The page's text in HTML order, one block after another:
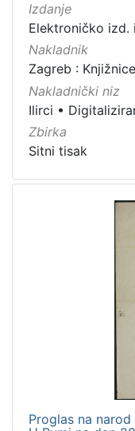
Izdanje
Elektroničko izd.
Nakladnik
Zagreb :
Nakladnički niz
Ilirci •
Zbirka
Sitni tisak
Proglas na